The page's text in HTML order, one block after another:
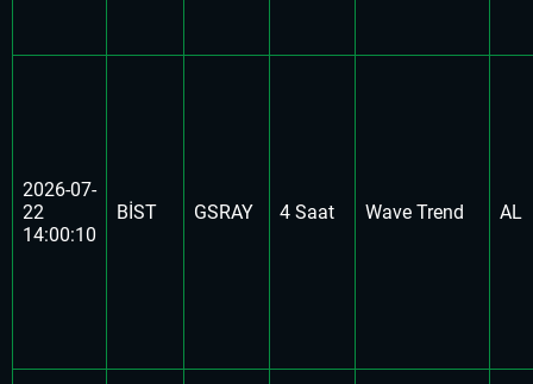
2026-07-
22
14:00:10
BİST GSRAY 4 Saat Wave Trend AL